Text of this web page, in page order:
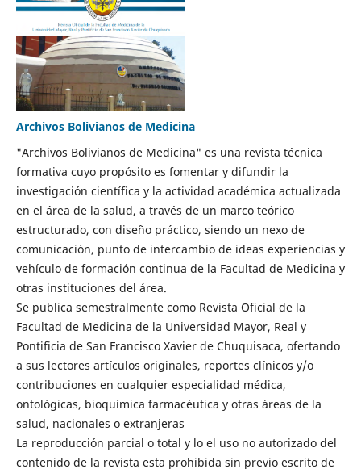
Archivos Bolivianos de Medicina
"Archivos Bolivianos de Medicina" es una revista técnica
formativa cuyo propósito es fomentar y difundir la
investigación científica y la actividad académica actualizada
en el área de la salud, a través de un marco teórico
estructurado, con diseño práctico, siendo un nexo de
comunicación, punto de intercambio de ideas experiencias y
vehículo de formación continua de la Facultad de Medicina y
otras instituciones del área.
Se publica semestralmente como Revista Oficial de la
Facultad de Medicina de la Universidad Mayor, Real y
Pontificia de San Francisco Xavier de Chuquisaca, ofertando
a sus lectores artículos originales, reportes clínicos y/o
contribuciones en cualquier especialidad médica,
ontológicas, bioquímica farmacéutica y otras áreas de la
salud, nacionales o extranjeras
La reproducción parcial o total y lo el uso no autorizado del
contenido de la revista esta prohibida sin previo escrito de